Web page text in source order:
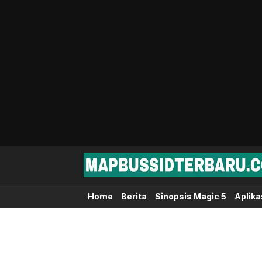
Map Bussid Terbaru
MapBussidTerbaru.com | Pusat
Home Berita Sinopsis Magic 5